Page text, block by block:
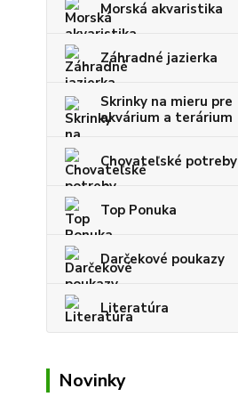
Morská akvaristika
Záhradné jazierka
Skrinky na mieru pre
akvárium a terárium
Chovateľské potreby
Top Ponuka
Darčekové poukazy
Literatúra
Novinky